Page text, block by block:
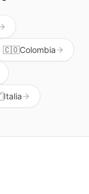
🇨🇴Colombia
Italia